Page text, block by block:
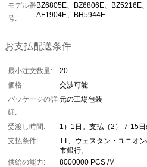
モデル番
号:
BZ6805E、BZ6806E、BZ5216E
AF1904E、BH5944E
お支払配送条件
最小注文数量:
20
価格:
交渉可能
パッケージの詳
細:
元の工場包装
受渡し時間:
1）1日。支払（2） 7-15日
支払条件:
TT、ウェスタン・ユニオ
市銀行。
供給の能力:
8000000 PCS /M